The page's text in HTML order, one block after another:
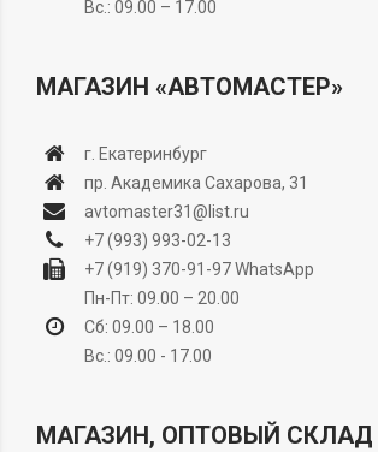
Вс.: 09.00 – 17.00
МАГАЗИН «АВТОМАСТЕР»
г. Екатеринбург
пр. Академика Сахарова, 31
avtomaster31@list.ru
+7 (993) 993-02-13
+7 (919) 370-91-97WhatsApp
Пн-Пт: 09.00 – 20.00
Сб: 09.00 – 18.00
Вс.: 09.00 - 17.00
МАГАЗИН, ОПТОВЫЙ СКЛАД